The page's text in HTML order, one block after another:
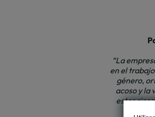
“La
en el
género,
acoso y la
estos